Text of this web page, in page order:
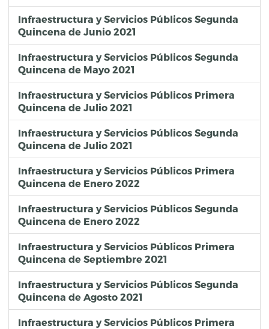
Infraestructura y Servicios Públicos Segunda
Quincena de Junio 2021
Infraestructura y Servicios Públicos Segunda
Quincena de Mayo 2021
Infraestructura y Servicios Públicos Primera
Quincena de Julio 2021
Infraestructura y Servicios Públicos Segunda
Quincena de Julio 2021
Infraestructura y Servicios Públicos Primera
Quincena de Enero 2022
Infraestructura y Servicios Públicos Segunda
Quincena de Enero 2022
Infraestructura y Servicios Públicos Primera
Quincena de Septiembre 2021
Infraestructura y Servicios Públicos Segunda
Quincena de Agosto 2021
Infraestructura y Servicios Públicos Primera